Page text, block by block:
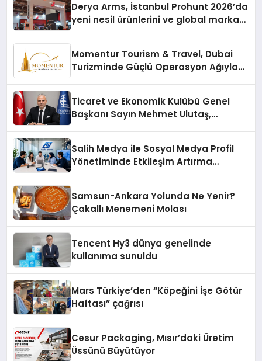
Derya Arms, İstanbul Prohunt 2026’da
yeni nesil ürünlerini ve global marka
Momentur Tourism & Travel, Dubai
Turizminde Güçlü Operasyon Ağıyla
Ticaret ve Ekonomik Kulübü Genel
Başkanı Sayın Mehmet Ulutaş,
Salih Medya ile Sosyal Medya Profil
Yönetiminde Etkileşim Artırma
Samsun-Ankara Yolunda Ne Yenir?
Çakallı Menemeni Molası
Tencent Hy3 dünya genelinde
kullanıma sunuldu
Mars Türkiye’den “Köpeğini İşe Götür
Haftası” çağrısı
Cesur Packaging, Mısır’daki Üretim
Üssünü Büyütüyor